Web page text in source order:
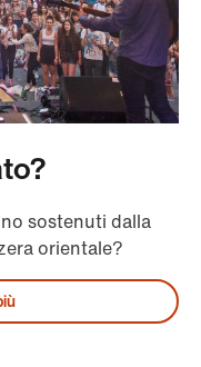
sostenuti dalla
orientale?